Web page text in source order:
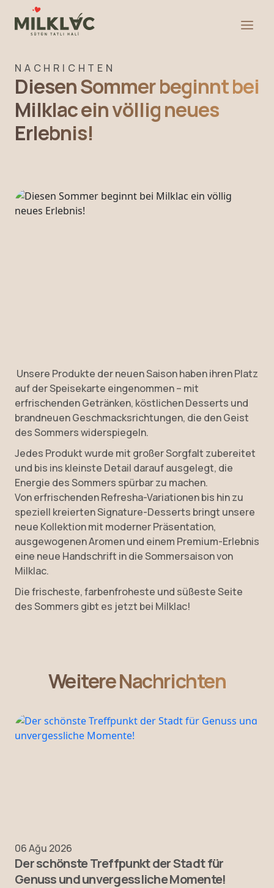
NACHRICHTEN
Diesen Sommer beginnt bei
Milklac ein völlig neues
Erlebnis!
Unsere Produkte der neuen Saison haben ihren Platz
auf der Speisekarte eingenommen – mit
erfrischenden Getränken, köstlichen Desserts und
brandneuen Geschmacksrichtungen, die den Geist
des Sommers widerspiegeln.
Jedes Produkt wurde mit großer Sorgfalt zubereitet
und bis ins kleinste Detail darauf ausgelegt, die
Energie des Sommers spürbar zu machen.
Von erfrischenden Refresha-Variationen bis hin zu
speziell kreierten Signature-Desserts bringt unsere
neue Kollektion mit moderner Präsentation,
ausgewogenen Aromen und einem Premium-Erlebnis
eine neue Handschrift in die Sommersaison von
Milklac.
Die frischeste, farbenfroheste und süßeste Seite
des Sommers gibt es jetzt bei Milklac!
Weitere Nachrichten
06 Ağu 2026
Der schönste Treffpunkt der Stadt für
Genuss und unvergessliche Momente!